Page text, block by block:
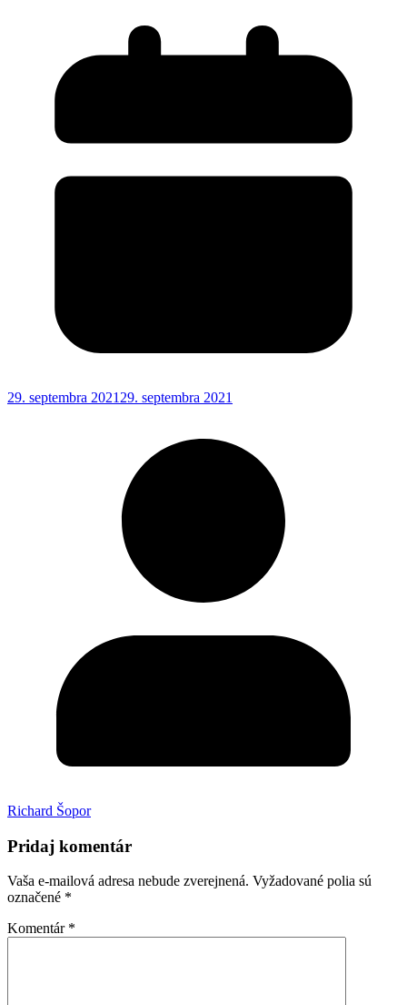
29. septembra 2021 29. septembra 2021
Richard Šopor
Pridaj komentár
Vaša e-mailová adresa nebude zverejnená. Vyžadované polia sú
označené *
Komentár *